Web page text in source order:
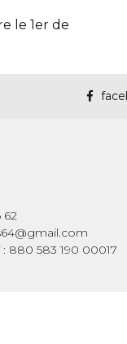
le 1er de
62
880 583 190 00017